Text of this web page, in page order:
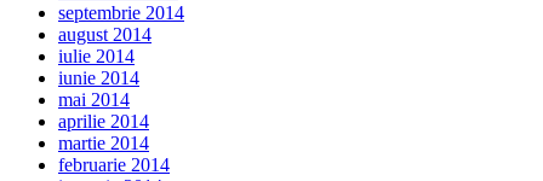
septembrie 2014
august 2014
iulie 2014
iunie 2014
mai 2014
aprilie 2014
martie 2014
februarie 2014